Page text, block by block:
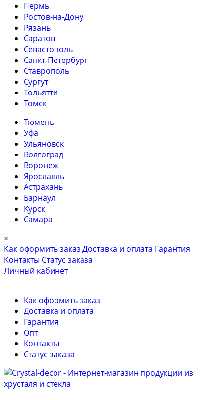
Пермь
Ростов-на-Дону
Рязань
Саратов
Севастополь
Санкт-Петербург
Ставрополь
Сургут
Тольятти
Томск
Тюмень
Уфа
Ульяновск
Волгоград
Воронеж
Ярославль
Астрахань
Барнаул
Курск
Самара
×
Как оформить заказ Доставка и оплата Гарантия
Контакты Cтатус заказа
Личный кабинет
Как оформить заказ
Доставка и оплата
Гарантия
Опт
Контакты
Cтатус заказа